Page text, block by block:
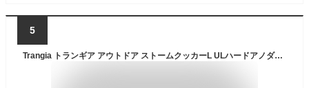
5
Trangia トランギア アウトドア ストームクッカーL ULハードアノダイズド クッカー 調理 キャンプ 料理 道具 フライパン ソースパン キャンプ用品 アルミ製 BBQ バーベキュー 登山 TR253HA